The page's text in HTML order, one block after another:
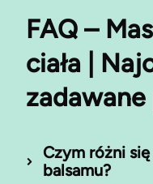
FAQ –
ciała |
Czym różni się
balsamu?